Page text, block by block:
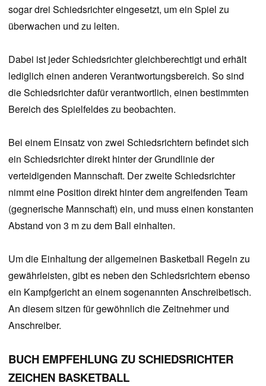
sogar drei Schiedsrichter eingesetzt, um ein Spiel zu
überwachen und zu leiten.
Dabei ist jeder Schiedsrichter gleichberechtigt und erhält
lediglich einen anderen Verantwortungsbereich. So sind
die Schiedsrichter dafür verantwortlich, einen bestimmten
Bereich des Spielfeldes zu beobachten.
Bei einem Einsatz von zwei Schiedsrichtern befindet sich
ein Schiedsrichter direkt hinter der Grundlinie der
verteidigenden Mannschaft. Der zweite Schiedsrichter
nimmt eine Position direkt hinter dem angreifenden Team
(gegnerische Mannschaft) ein, und muss einen konstanten
Abstand von 3 m zu dem Ball einhalten.
Um die Einhaltung der allgemeinen Basketball Regeln zu
gewährleisten, gibt es neben den Schiedsrichtern ebenso
ein Kampfgericht an einem sogenannten Anschreibetisch.
An diesem sitzen für gewöhnlich die Zeitnehmer und
Anschreiber.
BUCH EMPFEHLUNG ZU SCHIEDSRICHTER
ZEICHEN BASKETBALL